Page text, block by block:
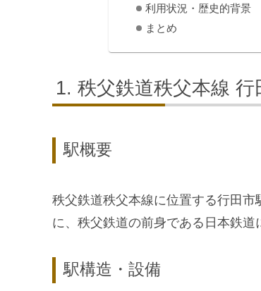
利用状況・歴史的背景
まとめ
秩父鉄道秩父本線
駅概要
秩父鉄道秩父本線に位置する行田
に、秩父鉄道の前身である日本鉄道
駅構造・設備